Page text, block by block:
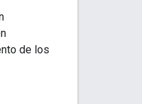
de los